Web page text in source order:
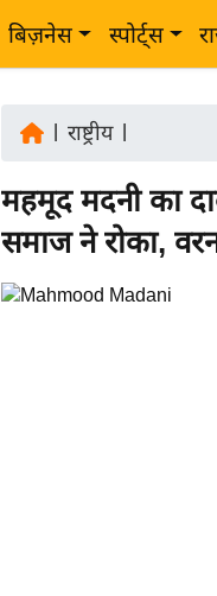
बिज़नेस स्पोर्ट्स
राष्ट्रीय|
महमूद मदनी का
समाज ने रोका,